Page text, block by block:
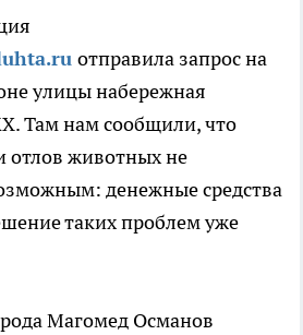
отправила запрос на
улицы набережная
Там нам сообщили, что
отлов животных не
денежные средства
таких проблем уже
Магомед Османов